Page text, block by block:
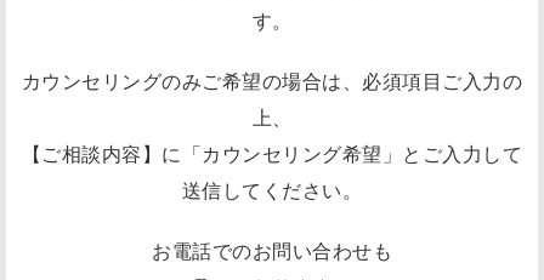
す。
カウンセリングのみご希望の場合は、必須項目ご入力の
上、
【ご相談内容】に「カウンセリング希望」とご入力して
送信してください。
お電話でのお問い合わせも